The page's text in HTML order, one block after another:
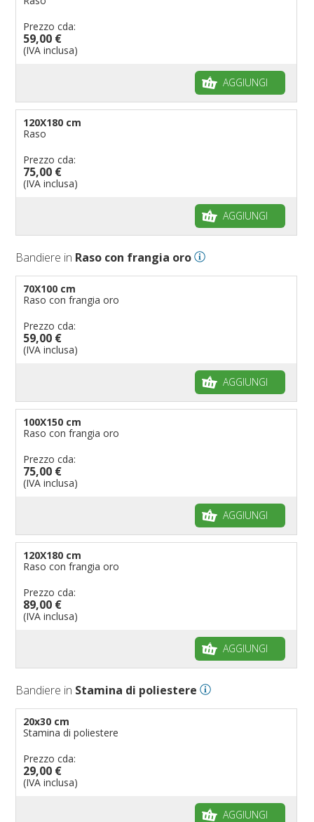
Prezzo cda:
59,00 €
(IVA inclusa)
AGGIUNGI
120X180 cm
Raso
Prezzo cda:
75,00 €
(IVA inclusa)
AGGIUNGI
Bandiere in Raso con frangia oro
70X100 cm
Raso con frangia oro
Prezzo cda:
59,00 €
(IVA inclusa)
AGGIUNGI
100X150 cm
Raso con frangia oro
Prezzo cda:
75,00 €
(IVA inclusa)
AGGIUNGI
120X180 cm
Raso con frangia oro
Prezzo cda:
89,00 €
(IVA inclusa)
AGGIUNGI
Bandiere in Stamina di poliestere
20x30 cm
Stamina di poliestere
Prezzo cda:
29,00 €
(IVA inclusa)
AGGIUNGI